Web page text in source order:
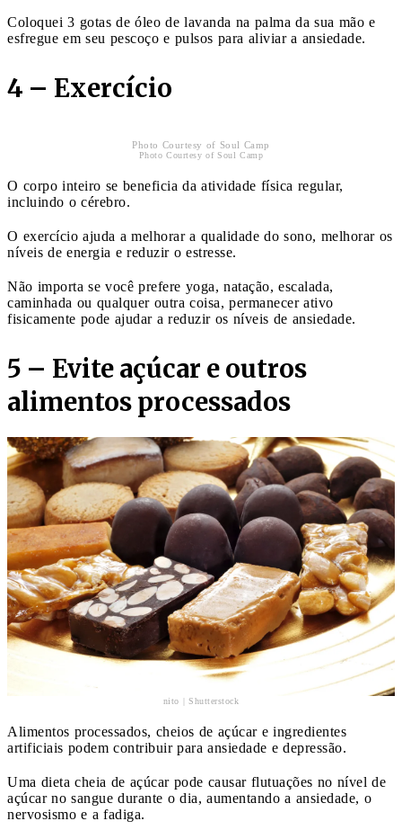
Coloquei 3 gotas de óleo de lavanda na palma da sua mão e
esfregue em seu pescoço e pulsos para aliviar a ansiedade.
4 – Exercício
Photo Courtesy of Soul Camp
Photo Courtesy of Soul Camp
O corpo inteiro se beneficia da atividade física regular,
incluindo o cérebro.
O exercício ajuda a melhorar a qualidade do sono, melhorar os
níveis de energia e reduzir o estresse.
Não importa se você prefere yoga, natação, escalada,
caminhada ou qualquer outra coisa, permanecer ativo
fisicamente pode ajudar a reduzir os níveis de ansiedade.
5 – Evite açúcar e outros
alimentos processados
nito | Shutterstock
Alimentos processados, cheios de açúcar e ingredientes
artificiais podem contribuir para ansiedade e depressão.
Uma dieta cheia de açúcar pode causar flutuações no nível de
açúcar no sangue durante o dia, aumentando a ansiedade, o
nervosismo e a fadiga.